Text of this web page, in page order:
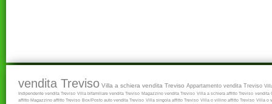
vendita Treviso Villa a schiera vendita Treviso Appartamento vendita Treviso
Indipendente vendita Treviso Villa bifamiliare vendita Treviso Magazzino vendita Treviso Villa a schiera affitto Treviso vendita
affitto Magazzino affitto Treviso Box/Posto auto vendita Treviso Villa singola affitto Treviso Villa o villino affitto Treviso Villa o